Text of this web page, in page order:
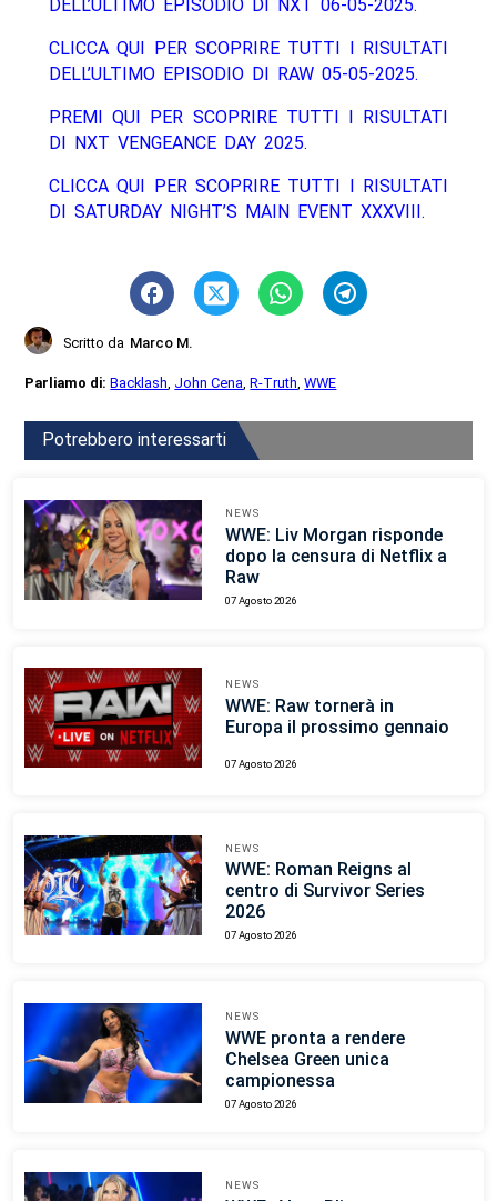
DELL’ULTIMO EPISODIO DI NXT 06-05-2025.
CLICCA QUI PER SCOPRIRE TUTTI I RISULTATI
DELL’ULTIMO EPISODIO DI RAW 05-05-2025.
PREMI QUI PER SCOPRIRE TUTTI I RISULTATI
DI NXT VENGEANCE DAY 2025.
CLICCA QUI PER SCOPRIRE TUTTI I RISULTATI
DI SATURDAY NIGHT’S MAIN EVENT XXXVIII.
Scritto da Marco M.
Parliamo di:Backlash, John Cena,R-Truth,WWE
Potrebbero interessarti
NEWS
WWE: Liv Morgan risponde
dopo la censura di Netflix a
Raw
07 Agosto 2026
NEWS
WWE: Raw tornerà in
Europa il prossimo gennaio
07 Agosto 2026
NEWS
WWE: Roman Reigns al
centro di Survivor Series
2026
07 Agosto 2026
NEWS
WWE pronta a rendere
Chelsea Green unica
campionessa
07 Agosto 2026
NEWS